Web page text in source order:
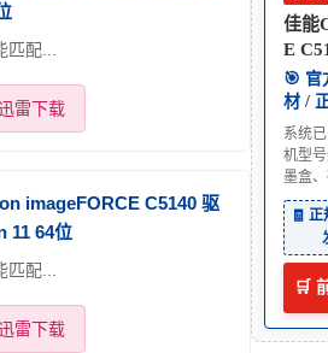
配...
雷下载
imageFORCE C5140 驱
11 64位
配...
雷下载
佳能
E
🎯 官
材 /
系统
机型
墨盒
🧾
🛒